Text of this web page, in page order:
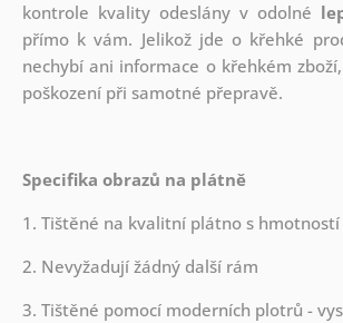
kontrole kvality odeslány v odolné
přímo k vám. Jelikož jde o křehké
nechybí ani informace o křehkém
poškození při samotné přepravě.
Specifika obrazů na plátně
1. Tištěné na kvalitní plátno s
2. Nevyžadují žádný další rám
3. Tištěné pomocí moderních plotrů -